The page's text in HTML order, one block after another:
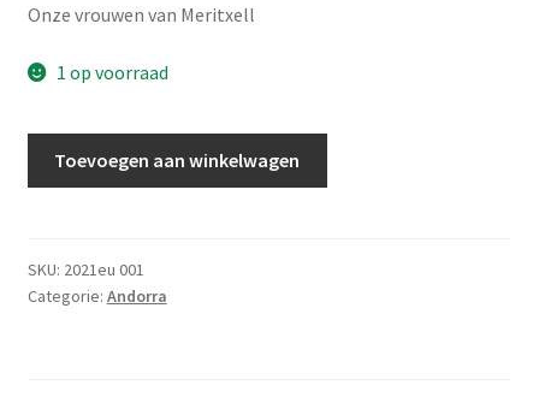
Onze vrouwen van Meritxell
1 op voorraad
2021
UNC
Toevoegen aan winkelwagen
SKU: 2021eu 001
Categorie: Andorra